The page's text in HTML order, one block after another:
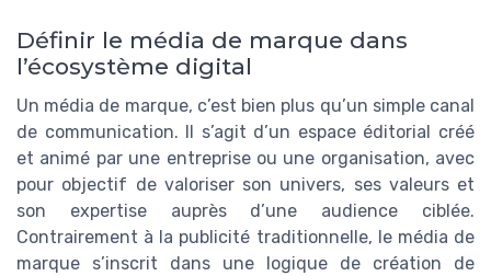
Définir le média de marque dans
l’écosystème digital
Un média de marque, c’est bien plus qu’un simple canal
de communication. Il s’agit d’un espace éditorial créé
et animé par une entreprise ou une organisation, avec
pour objectif de valoriser son univers, ses valeurs et
son expertise auprès d’une audience ciblée.
Contrairement à la publicité traditionnelle, le média de
marque s’inscrit dans une logique de création de